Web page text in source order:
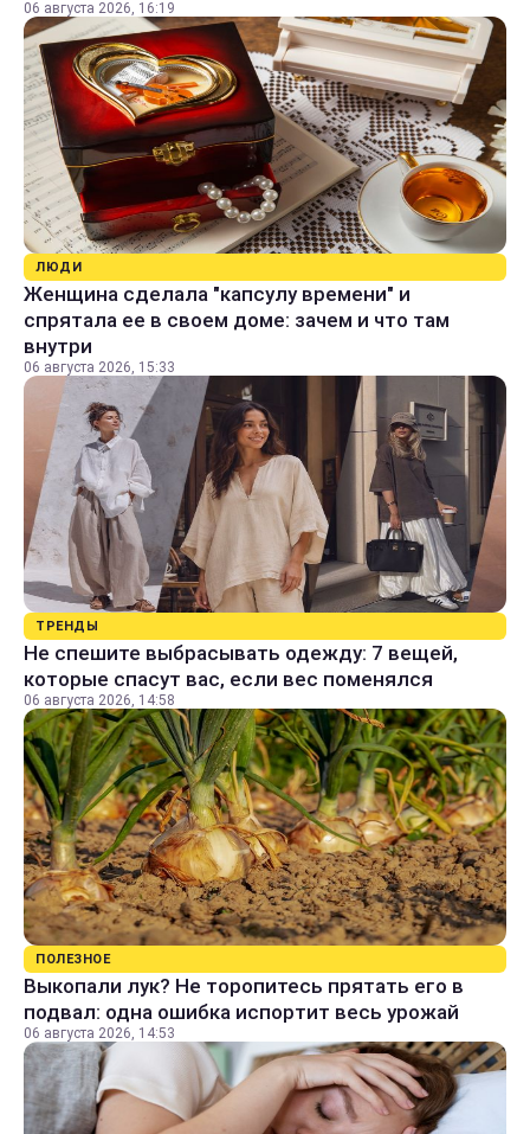
06 августа 2026, 16:19
ЛЮДИ
Женщина сделала "капсулу времени" и
спрятала ее в своем доме: зачем и что там
внутри
06 августа 2026, 15:33
ТРЕНДЫ
Не спешите выбрасывать одежду: 7 вещей,
которые спасут вас, если вес поменялся
06 августа 2026, 14:58
ПОЛЕЗНОЕ
Выкопали лук? Не торопитесь прятать его в
подвал: одна ошибка испортит весь урожай
06 августа 2026, 14:53